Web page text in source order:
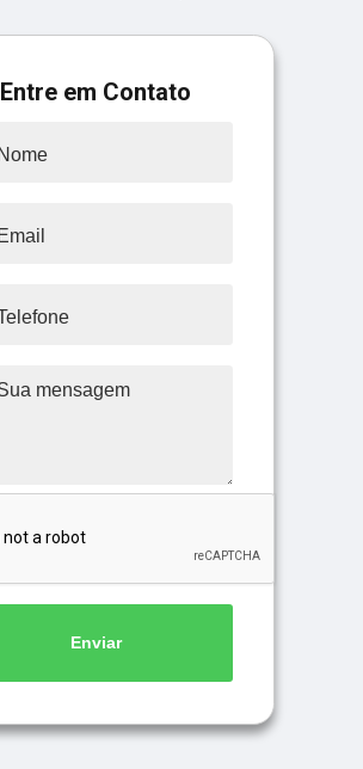
Entre em Contato
Enviar